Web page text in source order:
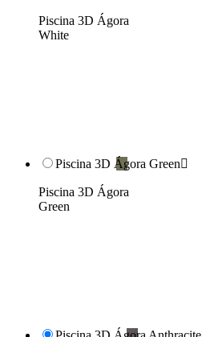
Piscina 3D Ágora
White
Piscina 3D Ágora Green
Piscina 3D Ágora
Green